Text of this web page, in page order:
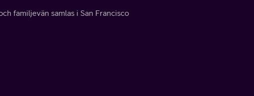
familjevän samlas i San Francisco